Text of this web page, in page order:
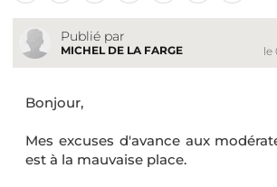
Publié par
MICHEL DE LA FARGE
le
Bonjour,
Mes excuses d'avance aux
est à la mauvaise place.